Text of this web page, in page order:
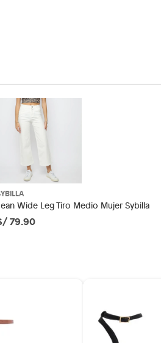
Wide Leg Tiro Medio Mujer Sybilla
79.90